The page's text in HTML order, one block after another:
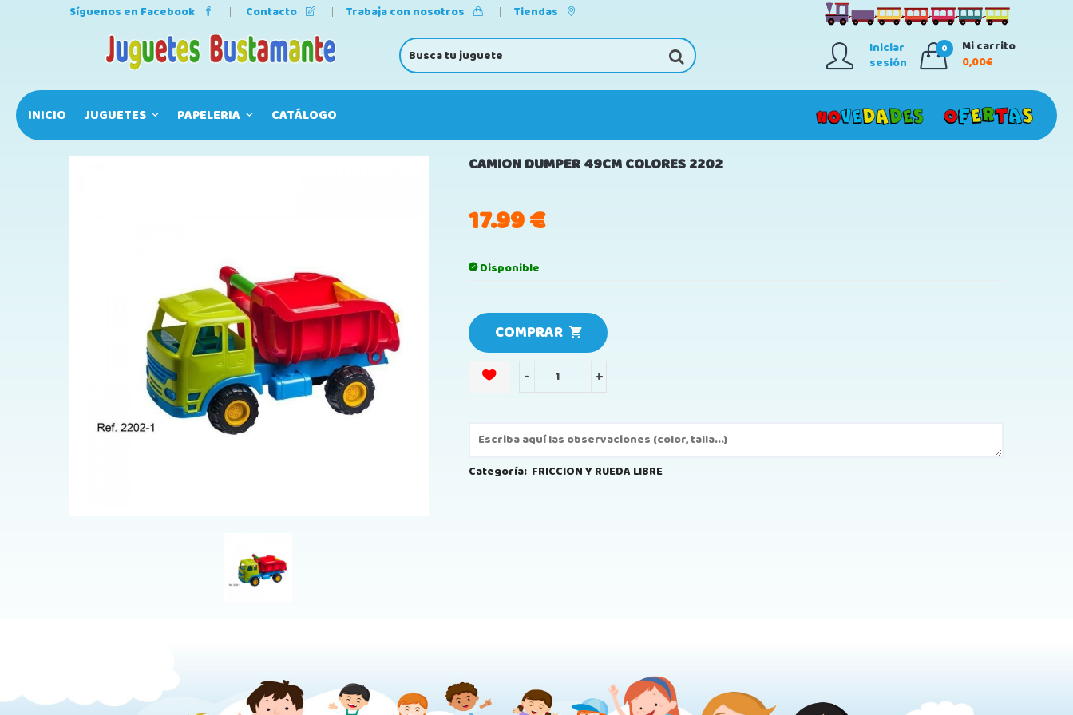
Síguenos en Facebook Contacto Trabaja con nosotros Tiendas
Iniciar
sesión
0
Mi carrito
0,00€
INICIO JUGUETES PAPELERIA CATÁLOGO
CAMION DUMPER 49CM COLORES 2202
17.99€
Disponible
COMPRAR
- +
Categoría: FRICCION Y RUEDA LIBRE